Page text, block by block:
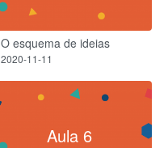
O esquema de ideias
2020-11-11
Aula 6